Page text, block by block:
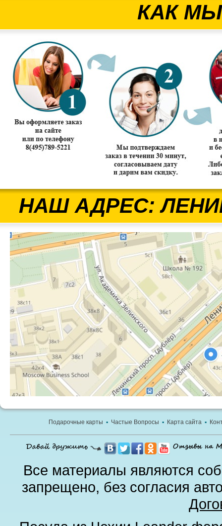
КАК
НАШ АДРЕС:
Подарочные карты ▪ Частые Вопросы ▪ Карта сайта ▪
Все материалы являются
запрещено, без согласия